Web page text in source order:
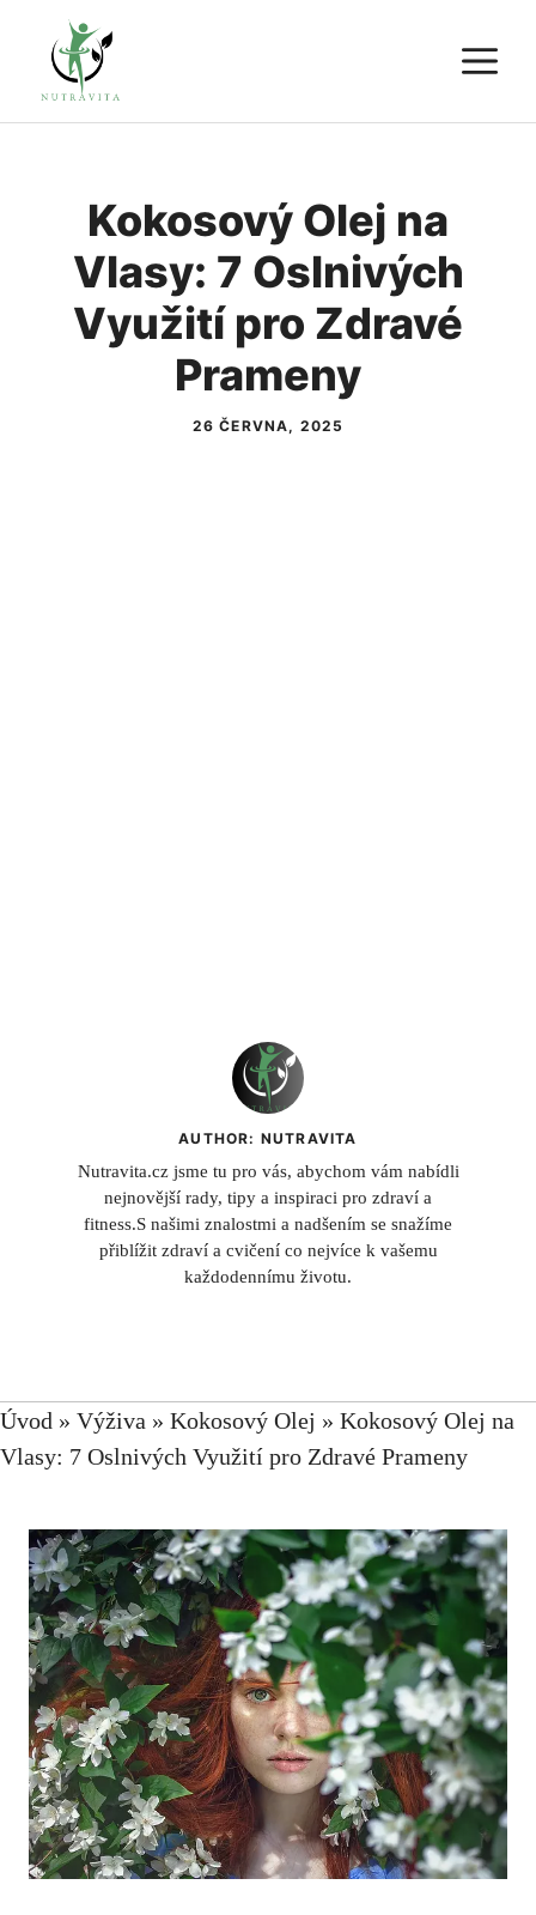
Přeskočit
obsah
Kokosový Olej na
Vlasy: 7 Oslnivých
Využití pro Zdravé
Prameny
26 ČERVNA, 2025
AUTHOR: NUTRAVITA
Nutravita.cz jsme tu pro vás, abychom vám nabídli
nejnovější rady, tipy a inspiraci pro zdraví a
fitness.S našimi znalostmi a nadšením se snažíme
přiblížit zdraví a cvičení co nejvíce k vašemu
každodennímu životu.
Úvod » Výživa » Kokosový Olej » Kokosový Olej na
Vlasy: 7 Oslnivých Využití pro Zdravé Prameny